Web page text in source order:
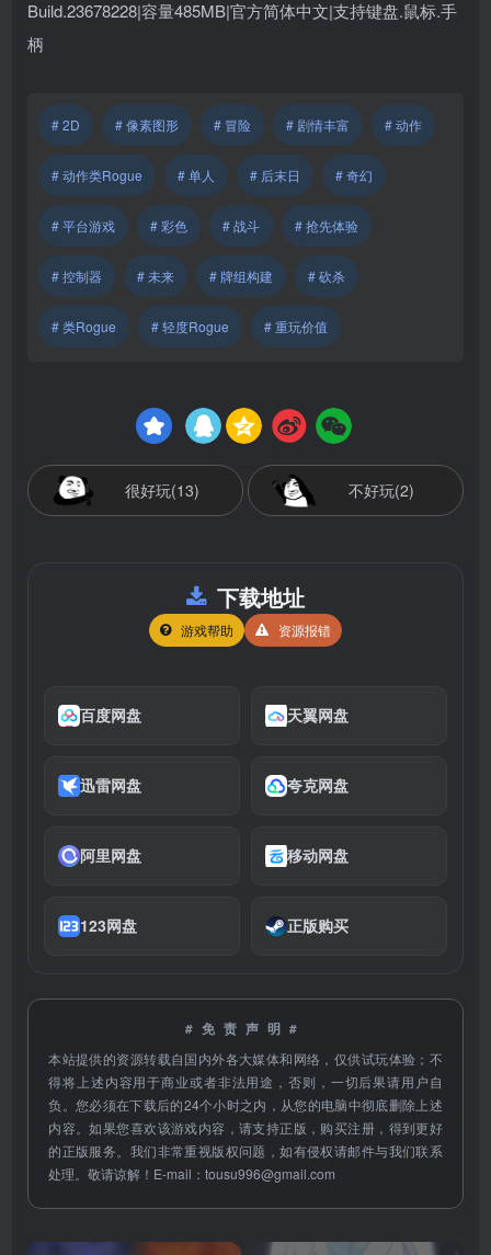
Build.23678228|容量485MB|官方简体中文|支持键盘.鼠标.手
柄
# 2D # 像素图形 # 冒险 # 剧情丰富 # 动作
# 动作类Rogue # 单人 # 后末日 # 奇幻
# 平台游戏 # 彩色 # 战斗 # 抢先体验
# 控制器 # 未来 # 牌组构建 # 砍杀
# 类Rogue # 轻度Rogue # 重玩价值
很好玩(13) 不好玩(2)
下载地址
游戏帮助 资源报错
百度网盘 天翼网盘
迅雷网盘 夸克网盘
阿里网盘 移动网盘
123网盘 正版购买
#免责声明#
本站提供的资源转载自国内外各大媒体和网络，仅供试玩体验；不
得将上述内容用于商业或者非法用途，否则，一切后果请用户自
负。您必须在下载后的24个小时之内，从您的电脑中彻底删除上述
内容。如果您喜欢该游戏内容，请支持正版，购买注册，得到更好
的正版服务。我们非常重视版权问题，如有侵权请邮件与我们联系
处理。敬请谅解！E-mail：tousu996@gmail.com